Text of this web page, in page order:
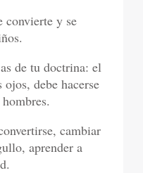
convierte y se
de tu doctrina: el
debe hacerse
cambiar
aprender a